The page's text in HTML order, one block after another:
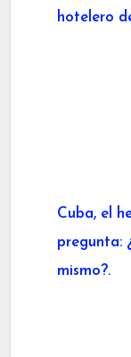
hotelero
Cuba, el
pregunta:
mismo?.